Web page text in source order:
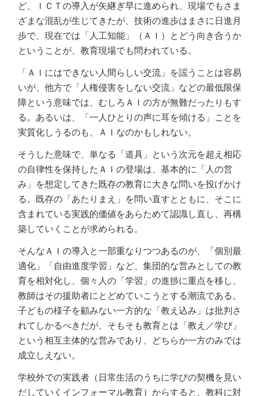
ど、ＩＣＴの導入が矢継ぎ早に進められ、現場でもさま
ざまな混乱が生じてきたが、技術の進歩はまさに日進月
歩で、現在では「人工知能」（ＡＩ）とどう向き合うか
ということが、教育現場でも問われている。
「ＡＩにはできない人間らしい交流」を謡うことは容易
いが、他方で「人権侵害をしない交流」などの最低限保
障という意味では、むしろＡＩの方が無難だったりもす
る。あるいは、「一人ひとりの声に耳を傾ける」ことを
実質化しうるのも、ＡＩなのかもしれない。
そうした意味で、単なる「道具」という次元を超え相応
の自律性を保持したＡＩの登場は、基本的に「人の営
み」を想定してきた既存の教育に大きな問いを投げかけ
る。既存の「あたりまえ」を問い直すとともに、そこに
含まれている実践的価値をあらためて認識し直し、再構
築していくことが求められる。
そんなＡＩの導入と一部重なりつつあるのが、「個別最
適化」「自由進度学習」など、集団的な営みとしての教
育を相対化し、個々人の「学習」の進捗に重点を移し、
教師はその援助者にとどめていこうとする潮流である。
子どもの様子を顧みない一方的な「教え込み」は批判さ
れてしかるべきだが、そもそも教育とは「教え／学び」
という相互主体的な営みであり、どちらか一方のみでは
成立しえない。
学校外での実践者（日常生活のうちに学びの契機を見い
だしていくインフォーマル教育）からすると、教科に対